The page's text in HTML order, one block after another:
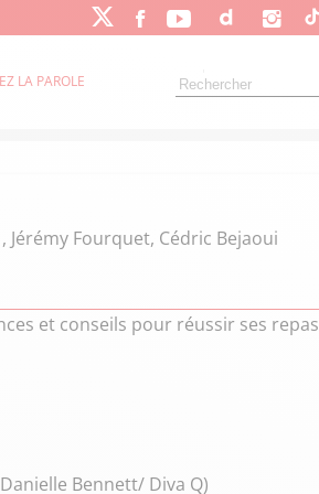
LA PAROLE
Jérémy Fourquet, Cédric Bejaoui
et conseils pour réussir ses repas
Bennett/ Diva Q)